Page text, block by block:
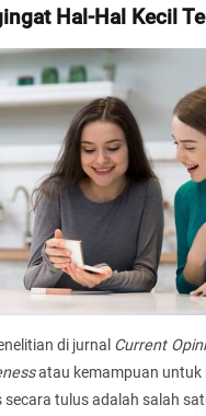
Hal-Hal Kecil
di jurnal Current
atau kemampuan untuk
secara tulus adalah salah